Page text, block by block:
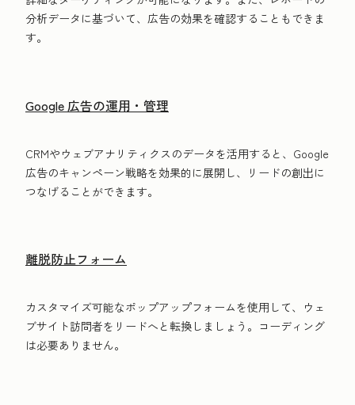
分析データに基づいて、広告の効果を確認することもできま
す。
Google 広告の運用・管理
CRMやウェブアナリティクスのデータを活用すると、Google
広告のキャンペーン戦略を効果的に展開し、リードの創出に
つなげることができます。
離脱防止フォーム
カスタマイズ可能なポップアップフォームを使用して、ウェ
ブサイト訪問者をリードへと転換しましょう。コーディング
は必要ありません。